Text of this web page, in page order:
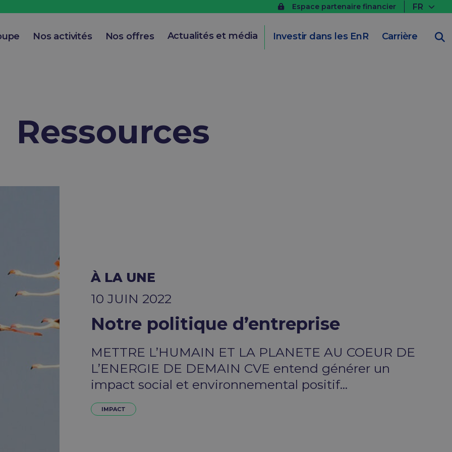
Espace partenaire financier FR
Nos activités Nos offres Actualités et média Investir dans les EnR Carrière
Ressources
À LA UNE
10 JUIN 2022
Notre politique d’entreprise
METTRE L’HUMAIN ET LA PLANETE AU COEUR DE
L’ENERGIE DE DEMAIN CVE entend générer un
impact social et environnemental positif...
IMPACT